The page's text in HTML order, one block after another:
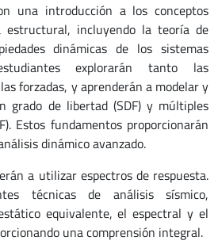
una introducción a los conceptos
estructural, incluyendo la teoría de
dinámicas de los sistemas
explorarán tanto las
forzadas, y aprenderán a modelar y
grado de libertad (SDF) y múltiples
Estos fundamentos proporcionarán
dinámico avanzado.
a utilizar espectros de respuesta.
técnicas de análisis sísmico,
equivalente, el espectral y el
una comprensión integral.